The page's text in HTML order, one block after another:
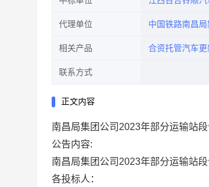
代理单位 中国铁路南昌局
相关产品 合资托管汽车更
联系方式
正文内容
南昌局集团公司2023年部分运输站
公告内容:
南昌局集团公司 2023年部分运输站
各投标人：